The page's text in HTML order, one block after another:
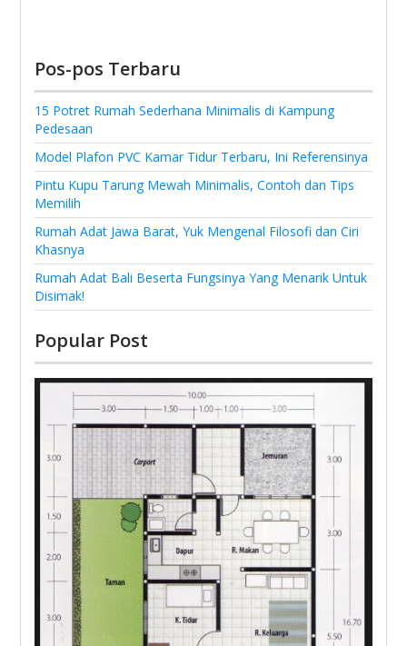
Pos-pos Terbaru
15 Potret Rumah Sederhana Minimalis di Kampung
Pedesaan
Model Plafon PVC Kamar Tidur Terbaru, Ini Referensinya
Pintu Kupu Tarung Mewah Minimalis, Contoh dan Tips
Memilih
Rumah Adat Jawa Barat, Yuk Mengenal Filosofi dan Ciri
Khasnya
Rumah Adat Bali Beserta Fungsinya Yang Menarik Untuk
Disimak!
Popular Post